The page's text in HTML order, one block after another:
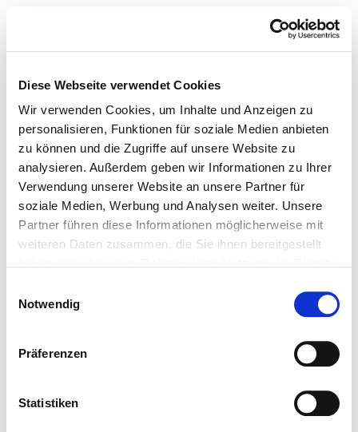
Diese Webseite verwendet Cookies
Wir verwenden Cookies, um Inhalte und Anzeigen zu
personalisieren, Funktionen für soziale Medien anbieten
zu können und die Zugriffe auf unsere Website zu
analysieren. Außerdem geben wir Informationen zu Ihrer
Verwendung unserer Website an unsere Partner für
soziale Medien, Werbung und Analysen weiter. Unsere
Partner führen diese Informationen möglicherweise mit
weiteren Daten zusammen, die Sie ihnen bereitgestellt
Notwendig
Präferenzen
Statistiken